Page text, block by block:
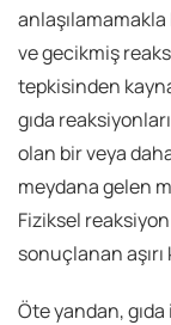
anlaşılamamakla
ve gecikmiş
tepkisinden
gıda
olan bir veya
meydana gelen
Fiziksel reaksiyon
sonuçlanan aşırı
Öte yandan,